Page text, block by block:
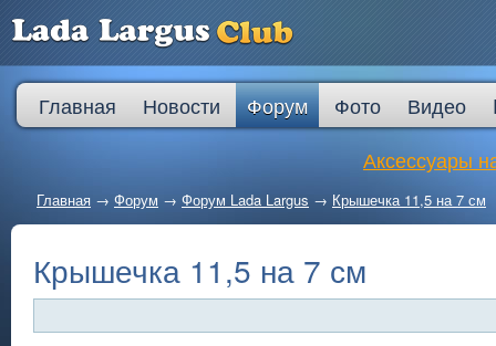
Главная Новости Форум Фото Видео
Аксессуары
Главная → Форум → Форум Lada Largus → Крышечка 11,5 на 7 см
Крышечка 11,5 на 7 см